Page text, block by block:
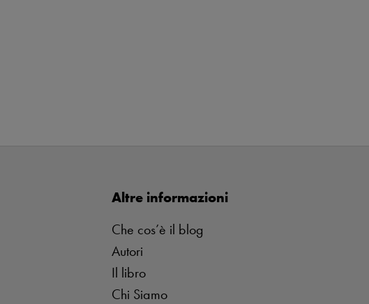
Altre informazioni
Che cos’è il blog
Autori
Il libro
Chi Siamo